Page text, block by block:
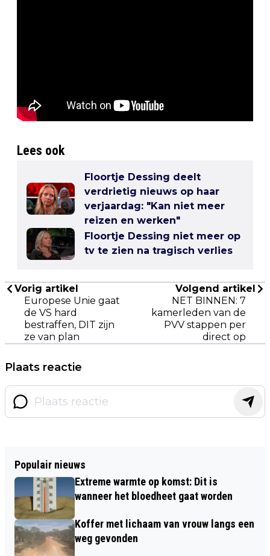
Lees ook
Floortje Dessing deelt
verdrietig nieuws op haar
verjaardag: "Kan niet meer
reizen en werken"
Floortje Dessing niet meer op
tv te zien na tragisch verlies
Vorig artikel
Europese Unie gaat
de VS hard
bestraffen, DIT zijn
ze van plan
Volgend artikel
NET BINNEN: 7
kamerleden van de
PVV stappen per
direct op
Plaats reactie
Populair nieuws
Extreme warmte op komst: Dit is
wanneer het bloedheet gaat worden
Koffer met lichaam van vrouw langs een
weg gevonden